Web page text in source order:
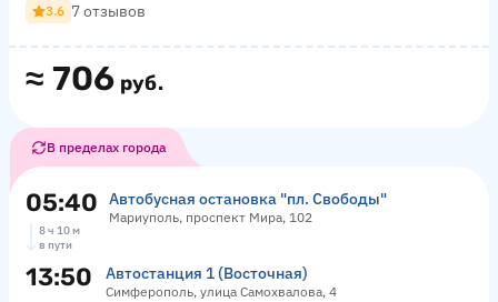
≈ 706 руб.
3.6 7 отзывов
В пределах города
05:40 Автобусная остановка "пл. Свободы"
Мариуполь, проспект Мира, 102
8 ч 10 м
в пути
13:50 Автостанция 1 (Восточная)
Симферополь, улица Самохвалова, 4